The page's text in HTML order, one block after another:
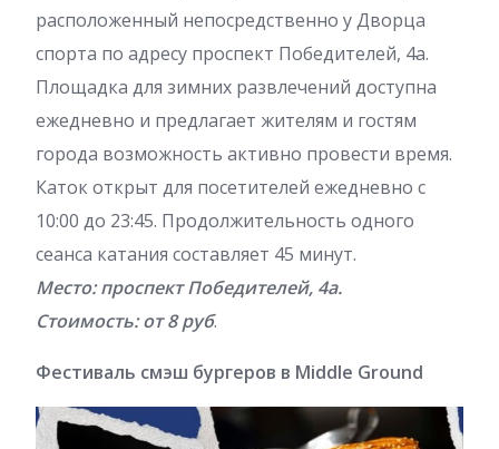
расположенный непосредственно у Дворца
спорта по адресу проспект Победителей, 4а.
Площадка для зимних развлечений доступна
ежедневно и предлагает жителям и гостям
города возможность активно провести время.
Каток открыт для посетителей ежедневно с
10:00 до 23:45. Продолжительность одного
сеанса катания составляет 45 минут.
Место: проспект Победителей, 4а.
Стоимость: от 8 руб.
Фестиваль смэш бургеров в Middle Ground